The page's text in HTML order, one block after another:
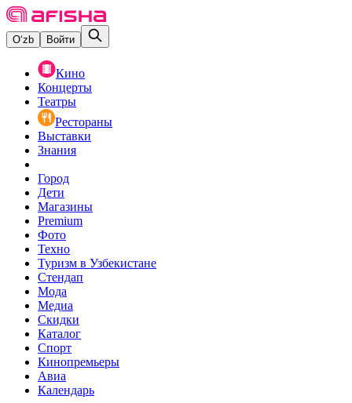
O‘zb Войти
Кино
Концерты
Театры
Рестораны
Выставки
Знания
Город
Дети
Магазины
Premium
Фото
Техно
Туризм в Узбекистане
Стендап
Мода
Медиа
Скидки
Каталог
Спорт
Кинопремьеры
Авиа
Календарь